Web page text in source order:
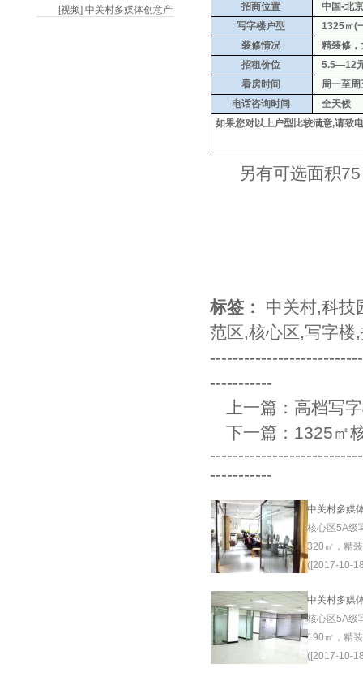
[视频] 中关村多媒体创意产
招商位置
中国•北
写字楼户型
1325㎡(
装修情况
精装修，
招租价位
5.5—12
看房时间
周一至
电话咨询时间
全天候
如果您对以上户型比较满意,请致
另有可选面积
标签： 中关村,科技
范区,核心区,写字楼,
-----------
上一篇： 高档写
下一篇： 1325㎡
-----------
中关村多媒
核心区5A级
320㎡，精
([2017-10-
中关村多媒
核心区5A级
190㎡，精
([2017-10-